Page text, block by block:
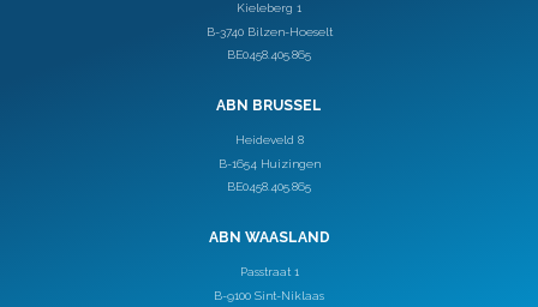
Kieleberg 1
B-3740 Bilzen-Hoeselt
BE0458.405.865
ABN BRUSSEL
Heideveld 8
B-1654 Huizingen
BE0458.405.865
ABN WAASLAND
Passtraat 1
B-9100 Sint-Niklaas